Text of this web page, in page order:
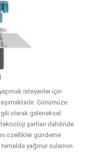
isteyenler için
Günümüze
olarak geleneksel
şartları dahilinde
özellikler gündeme
yağmur sularının